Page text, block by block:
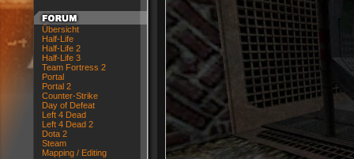
Übersicht
Half-Life
Half-Life 2
Half-Life 3
Team Fortress 2
Portal
Portal 2
Counter-Strike
Day of Defeat
Left 4 Dead
Left 4 Dead 2
Dota 2
Steam
Mapping / Editing